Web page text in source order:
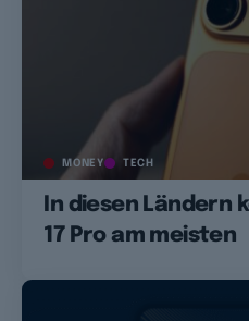
MONEY TECH
In diesen Ländern
17 Pro am meisten